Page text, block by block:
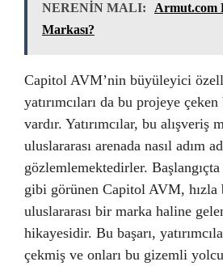
NERENİN MALI:
Armut.com
Markası?
Capitol AVM’nin büyüleyici
yatırımcıları da bu projeye
vardır. Yatırımcılar, bu alışveriş
uluslararası arenada nasıl adım
gözlemlemektedirler.
gibi görünen Capitol AVM, hızla
uluslararası bir marka haline
hikayesidir. Bu başarı,
çekmiş ve onları bu gizemli